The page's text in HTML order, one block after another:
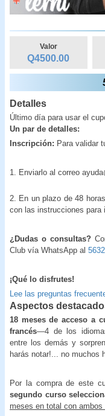
Valor
Q4500.00
Detalles
Último día para usar el
Un par de detalles:
Inscripción: Para validar
1. Enviarlo al correo
2. En un plazo de 48
con las instrucciones para
¿Dudas o consultas?
Club vía WhatsApp al
¡Qué lo disfrutes!
Lee las preguntas
Aspectos
18 meses de acceso a
francés—4 de los
entre los demás y
harás notar!... no muchos
Por la compra de este
segundo curso
meses en total con ambos